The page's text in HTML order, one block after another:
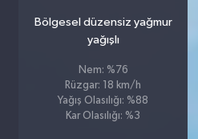
Bölgesel düzensiz yağmur
yağışlı
Nem: %76
Rüzgar: 18 km/h
Yağış Olasılığı: %88
Kar Olasılığı: %3